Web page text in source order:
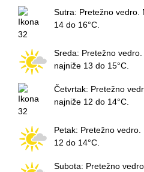
Sutra: Pretežno vedro.
14 do 16°C.
Sreda: Pretežno
najniže 13 do 15°C.
Četvrtak: Pretežno
najniže 12 do 14°C.
Petak: Pretežno
12 do 14°C.
Subota: Pretežno